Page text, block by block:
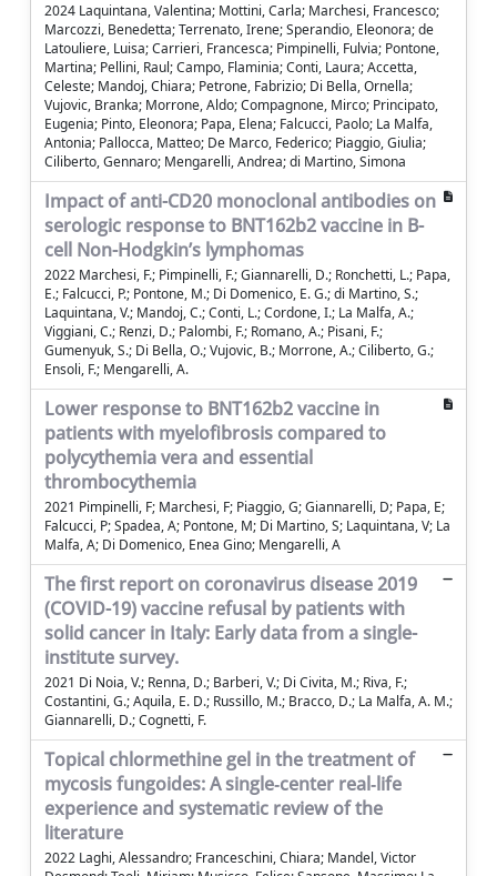
2024 Laquintana, Valentina; Mottini, Carla; Marchesi, Francesco;
Marcozzi, Benedetta; Terrenato, Irene; Sperandio, Eleonora; de
Latouliere, Luisa; Carrieri, Francesca; Pimpinelli, Fulvia; Pontone,
Martina; Pellini, Raul; Campo, Flaminia; Conti, Laura; Accetta,
Celeste; Mandoj, Chiara; Petrone, Fabrizio; Di Bella, Ornella;
Vujovic, Branka; Morrone, Aldo; Compagnone, Mirco; Principato,
Eugenia; Pinto, Eleonora; Papa, Elena; Falcucci, Paolo; La Malfa,
Antonia; Pallocca, Matteo; De Marco, Federico; Piaggio, Giulia;
Ciliberto, Gennaro; Mengarelli, Andrea; di Martino, Simona
Impact of anti-CD20 monoclonal antibodies on
serologic response to BNT162b2 vaccine in B-
cell Non-Hodgkin’s lymphomas
2022 Marchesi, F.; Pimpinelli, F.; Giannarelli, D.; Ronchetti, L.; Papa,
E.; Falcucci, P.; Pontone, M.; Di Domenico, E. G.; di Martino, S.;
Laquintana, V.; Mandoj, C.; Conti, L.; Cordone, I.; La Malfa, A.;
Viggiani, C.; Renzi, D.; Palombi, F.; Romano, A.; Pisani, F.;
Gumenyuk, S.; Di Bella, O.; Vujovic, B.; Morrone, A.; Ciliberto, G.;
Ensoli, F.; Mengarelli, A.
Lower response to BNT162b2 vaccine in
patients with myelofibrosis compared to
polycythemia vera and essential
thrombocythemia
2021 Pimpinelli, F; Marchesi, F; Piaggio, G; Giannarelli, D; Papa, E;
Falcucci, P; Spadea, A; Pontone, M; Di Martino, S; Laquintana, V; La
Malfa, A; Di Domenico, Enea Gino; Mengarelli, A
The first report on coronavirus disease 2019
(COVID-19) vaccine refusal by patients with
solid cancer in Italy: Early data from a single-
institute survey.
2021 Di Noia, V.; Renna, D.; Barberi, V.; Di Civita, M.; Riva, F.;
Costantini, G.; Aquila, E. D.; Russillo, M.; Bracco, D.; La Malfa, A. M.;
Giannarelli, D.; Cognetti, F.
Topical chlormethine gel in the treatment of
mycosis fungoides: A single‐center real‐life
experience and systematic review of the
literature
2022 Laghi, Alessandro; Franceschini, Chiara; Mandel, Victor